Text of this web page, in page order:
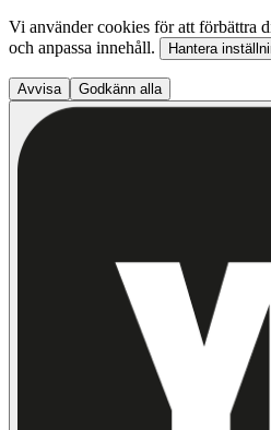
Vi använder cookies för att förbättra
och anpassa innehåll.
Hantera
Avvisa Godkänn alla